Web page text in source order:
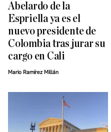
Abelardo de la
Espriella ya es el
nuevo presidente de
Colombia tras jurar su
cargo en Cali
Mario Ramírez Millán